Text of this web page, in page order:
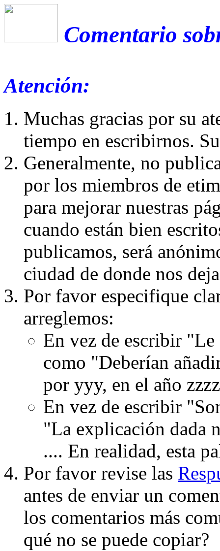
Comentario
Atención:
Muchas gracias por su
tiempo en escribirnos.
Generalmente, no
por los miembros de
para mejorar nuestras
cuando están bien
publicamos, será
ciudad de donde nos
Por favor especifique
arreglemos:
En vez de escribir
como "Deberían
por yyy, en el año
En vez de escribir
"La explicación dada
.... En realidad, esta
Por favor revise las
antes de enviar un
los comentarios más
qué no se puede copiar?